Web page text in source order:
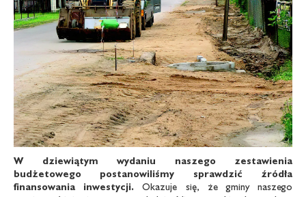
W dziewiątym wydaniu naszego zestawienia
budżetowego postanowiliśmy
sprawdzić źródła
finansowania inwestycji. Okazuje się, że gminy naszego